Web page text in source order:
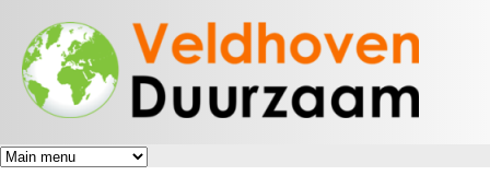
en naar
de inhoud
gaan
Veldhoven
Duurzaam
Energiek
naar de
toekomst